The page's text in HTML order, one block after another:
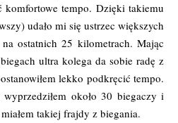
tempo. Dzięki takiemu
udało mi się ustrzec większych
na ostatnich 25 kilometrach. Mając
ultra kolega da sobie radę z
lekko podkręcić tempo.
około 30 biegaczy i
takiej frajdy z biegania.